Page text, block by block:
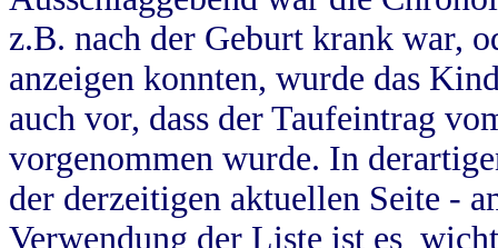
z.B. nach der Geburt krank war,
anzeigen konnten, wurde das
auch vor, dass der Taufeintrag
vorgenommen wurde. In
der derzeitigen aktuellen Seite -
Verwendung der Liste ist es